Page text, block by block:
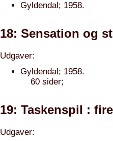
Gyldendal; 1958.
18: Sensation og
Udgaver:
Gyldendal; 1958.
60 sider;
19: Taskenspil :
Udgaver: